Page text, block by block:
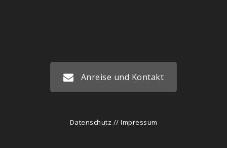
Anreise und Kontakt
Datenschutz // Impressum